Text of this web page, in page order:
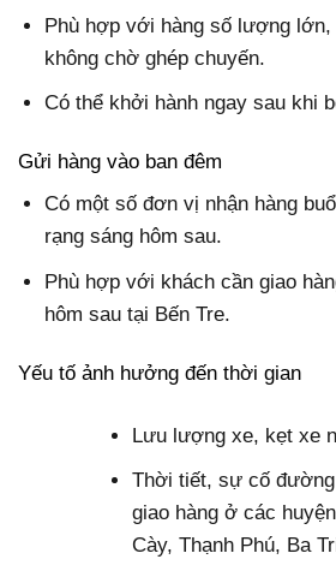
Phù hợp với hàng số lượng lớn,
không chờ ghép chuyến.
Có thể khởi hành ngay sau khi
Gửi hàng vào ban đêm
Có một số đơn vị nhận hàng
rạng sáng hôm sau.
Phù hợp với khách cần giao
hôm sau tại Bến Tre.
Yếu tố ảnh hưởng đến thời gian
Lưu lượng xe, kẹt xe
Thời tiết, sự cố
giao hàng ở các
Cày, Thạnh Phú, Ba